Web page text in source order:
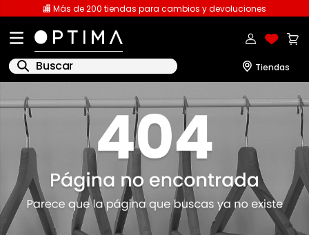
🏬 Más de 200 tiendas para cambios y devoluciones
Buscar
1.
licencia
playeras caballero
.
playeras dama
4
spiderman
.
sudaderas
pantalones